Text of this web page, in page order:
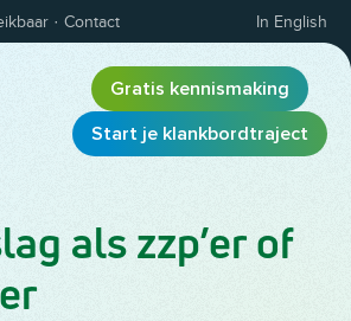
weergeven
· Contact In English
Gratis kennismaking
Start je klankbordtraject
als zzp’er of